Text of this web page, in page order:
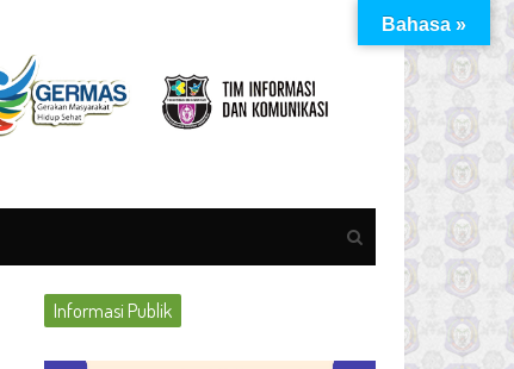
Open
search
panel
Informasi Publik
Bahasa »